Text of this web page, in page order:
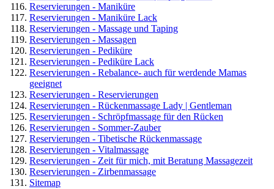
Reservierungen - Maniküre
Reservierungen - Maniküre Lack
Reservierungen - Massage und Taping
Reservierungen - Massagen
Reservierungen - Pediküre
Reservierungen - Pediküre Lack
Reservierungen - Rebalance- auch für werdende Mamas
geeignet
Reservierungen - Reservierungen
Reservierungen - Rückenmassage Lady | Gentleman
Reservierungen - Schröpfmassage für den Rücken
Reservierungen - Sommer-Zauber
Reservierungen - Tibetische Rückenmassage
Reservierungen - Vitalmassage
Reservierungen - Zeit für mich, mit Beratung Massagezeit
Reservierungen - Zirbenmassage
Sitemap